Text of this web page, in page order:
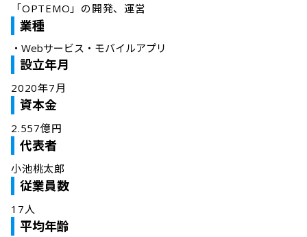
「OPTEMO」の開発、運営
業種
・ Webサービス・モバイルアプリ
設立年月
2020年7月
資本金
2.557億円
代表者
小池桃太郎
従業員数
17人
平均年齢